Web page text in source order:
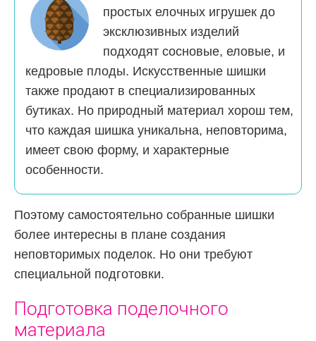
простых елочных игрушек до
эксклюзивных изделий
подходят сосновые, еловые, и
кедровые плоды. Искусственные шишки
также продают в специализированных
бутиках. Но природный материал хорош тем,
что каждая шишка уникальна, неповторима,
имеет свою форму, и характерные
особенности.
Поэтому самостоятельно собранные шишки
более интересны в плане создания
неповторимых поделок. Но они требуют
специальной подготовки.
Подготовка поделочного
материала